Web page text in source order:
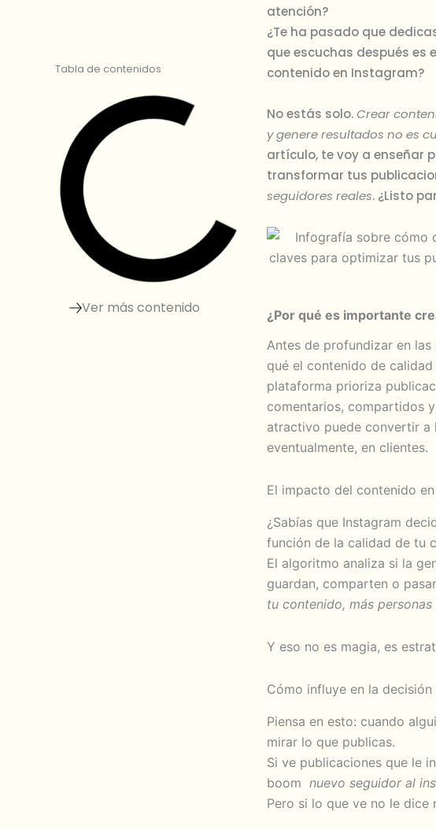
Tabla de contenidos
Ver más contenido
atención?
¿Te ha pasado que
que escuchas después es
contenido en Instagram?
No estás solo.Crear
y genere resultados no es
artículo, te voy a enseñar
transformar tus
seguidores reales. ¿Listo
¿Por qué es importante
Antes de profundizar en
qué el contenido de
plataforma prioriza
comentarios, compartidos
atractivo puede convertir a
eventualmente, en clientes.
El impacto del contenido
¿Sabías que Instagram
función de la calidad de tu
El algoritmo analiza si la
guardan, comparten o
tu contenido, más personas
Y eso no es magia, es
Cómo influye en la
Piensa en esto: cuando
mirar lo que publicas.
Si ve publicaciones que le
boomnuevo seguidor al
Pero si lo que ve no le dice